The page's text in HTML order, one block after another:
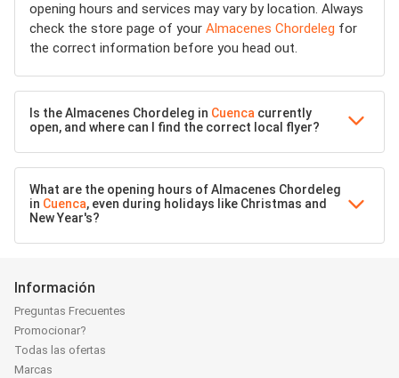
opening hours and services may vary by location. Always
check the store page of your Almacenes Chordeleg for
the correct information before you head out.
Is the Almacenes Chordeleg in Cuenca currently
open, and where can I find the correct local flyer?
What are the opening hours of Almacenes Chordeleg
in Cuenca, even during holidays like Christmas and
New Year's?
Información
Preguntas Frecuentes
Promocionar?
Todas las ofertas
Marcas